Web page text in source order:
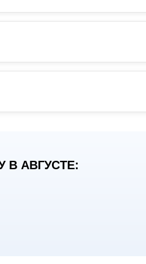
В АВГУСТЕ: